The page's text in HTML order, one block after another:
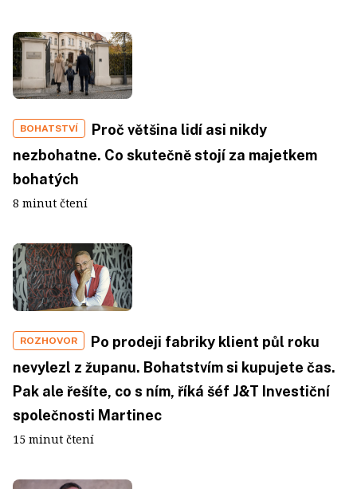
BOHATSTVÍ
Proč většina lidí asi nikdy
nezbohatne. Co skutečně stojí za majetkem
bohatých
8 minut čtení
ROZHOVOR
Po prodeji fabriky klient půl roku
nevylezl z županu. Bohatstvím si kupujete čas.
Pak ale řešíte, co s ním, říká šéf J&T Investiční
společnosti Martinec
15 minut čtení